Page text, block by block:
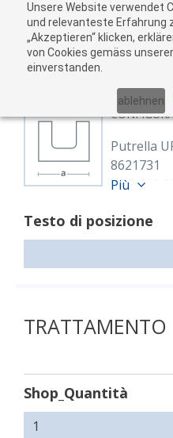
Unsere Website verwendet
und relevanteste Erfahrung
„Akzeptieren“ klicken,
von Cookies gemäss
einverstanden.
ablehnen
01 02
Putrella
8621731
UPE 160
Più
Testo di posizione
TRATTAMENTO
Shop_Quantità